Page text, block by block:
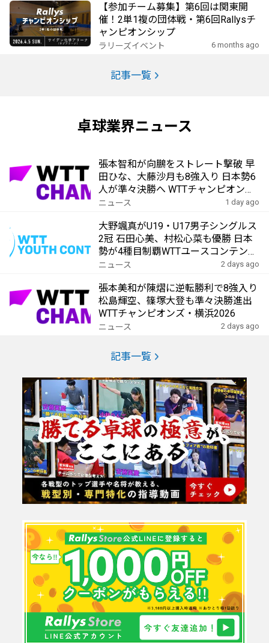
【参加チーム募集】第6回は関東開
催！2単1複の団体戦・第6回Rallysチ
ャンピオンシップ
ラリーズイベント 6 months ago
記事一覧
卓球業界ニュース
張本智和が向鵬をストレート撃破 早
田ひな、大藤沙月も8強入り 日本勢6
人が準々決勝へ WTTチャンピオン
ズ・横浜2026
ニュース 1 day ago
大野颯真がU19・U17男子シングルス
2冠 石田心美、村松心菜も優勝 日本
勢が4種目制覇WTTユースコンテンダ
ー・アルマトイ2026
ニュース 2 days ago
張本美和が陳熠に逆転勝利で8強入り
松島輝空、篠塚大登も準々決勝進出
WTTチャンピオンズ・横浜2026
ニュース 2 days ago
記事一覧